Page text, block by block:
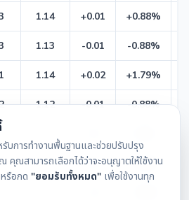
1.14 +0.01 +0.88%
1.13 -0.01 -0.88%
1.14 +0.02 +1.79%
1.12 -0.01 -0.88%
1.13 +0.01 +0.89%
รับการทำงานพื้นฐานและช่วยปรับปรุง
คุณสามารถเลือกได้ว่าจะอนุญาตให้ใช้งาน
รือกด "ยอมรับทั้งหมด" เพื่อใช้งานทุก